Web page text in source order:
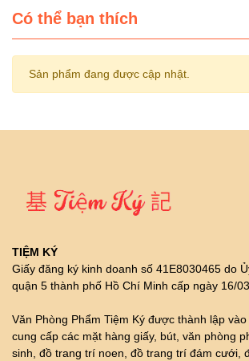
Có thể bạn thích
Sản phẩm đang được cập nhật.
TIỆM KÝ
Giấy đăng ký kinh doanh số 41E8030465 do
quận 5 thành phố Hồ Chí Minh cấp ngày 16/
Văn Phòng Phẩm Tiệm Ký được thành lập
cung cấp các mặt hàng giấy, bút, văn phòng
sinh, đồ trang trí noen, đồ trang trí đám cưới,